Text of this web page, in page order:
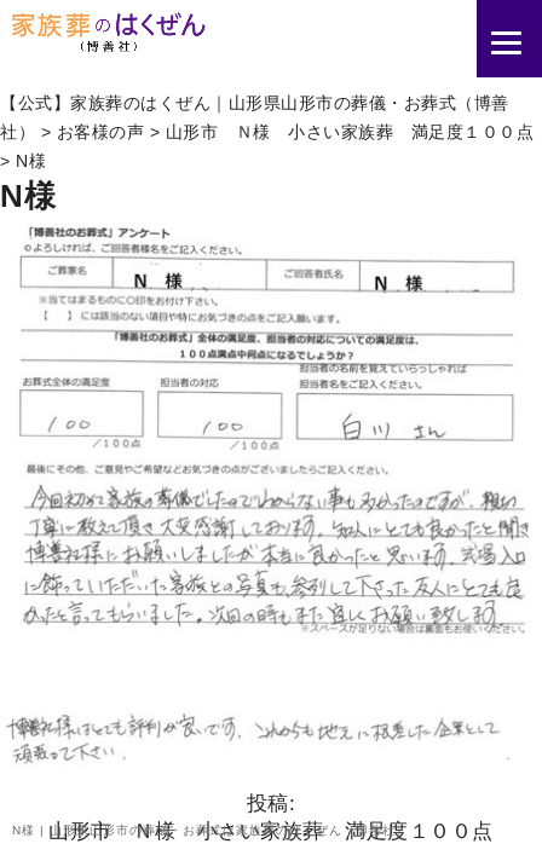
N様 | 山形県山形市の葬儀・お葬式は家族葬のはくぜん（博善社）
【公式】家族葬のはくぜん｜山形県山形市の葬儀・お葬式（博善
社）
> お客様の声 > 山形市 Ｎ様 小さい家族葬 満足度１００点
> N様
N様
投稿:
山形市 Ｎ様 小さい家族葬 満足度１００点